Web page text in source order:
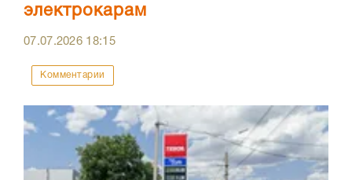
электрокарам
07.07.2026 18:15
Комментарии